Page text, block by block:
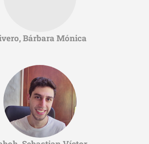
Bárbara Mónica